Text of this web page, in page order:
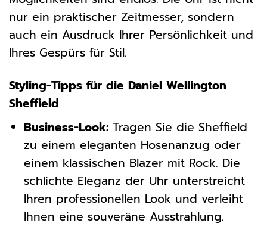
nur ein praktischer Zeitmesser, sondern
auch ein Ausdruck Ihrer Persönlichkeit und
Ihres Gespürs für Stil.
Styling-Tipps für die Daniel Wellington
Sheffield
Business-Look:Tragen Sie die Sheffield
zu einem eleganten Hosenanzug oder
einem klassischen Blazer mit Rock. Die
schlichte Eleganz der Uhr unterstreicht
Ihren professionellen Look und verleiht
Ihnen eine souveräne Ausstrahlung.